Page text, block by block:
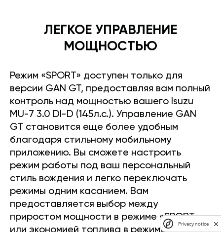
ЛЕГКОЕ УПРАВЛЕНИЕ
МОЩНОСТЬЮ
Режим «SPORT» доступен только для
версии GAN GT, предоставляя вам полный
контроль над мощностью вашего Isuzu
MU-7 3.0 DI-D (145л.с.). Управление GAN
GT становится еще более удобным
благодаря стильному мобильному
приложению. Вы сможете настроить
режим работы под ваш персональный
стиль вождения и легко переключать
режимы одним касанием. Вам
предоставляется выбор между
приростом мощности в режиме «SPORT»
Privacy notice